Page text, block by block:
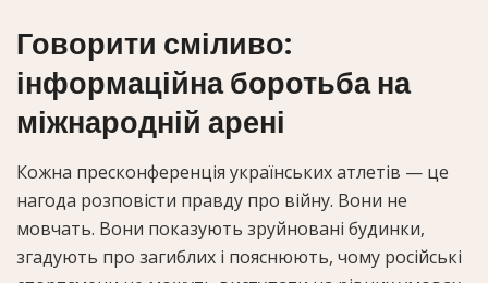
Говорити сміливо:
інформаційна боротьба на
міжнародній арені
Кожна пресконференція українських атлетів — це
нагода розповісти правду про війну. Вони не
мовчать. Вони показують зруйновані будинки,
згадують про загиблих і пояснюють, чому російські